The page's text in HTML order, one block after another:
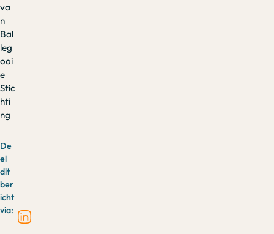
va
n
Bal
leg
ooi
e
Stic
hti
ng
De
el
dit
ber
icht
via: